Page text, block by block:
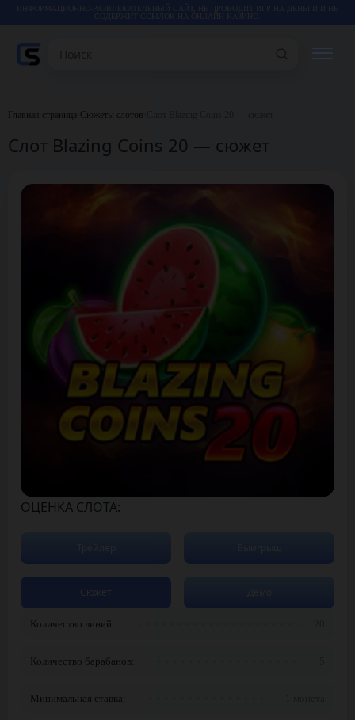
СОДЕРЖИТ ССЫЛОК НА ОНЛАЙН КАЗИНО.
КАЗИНО
Главная страница Сюжеты слотов
Слот Blazing Coins 20 — сюжет
ОЦЕНКА СЛОТА:
Количество линий:
Количество барабанов:
Минимальная ставка:
Сюжет